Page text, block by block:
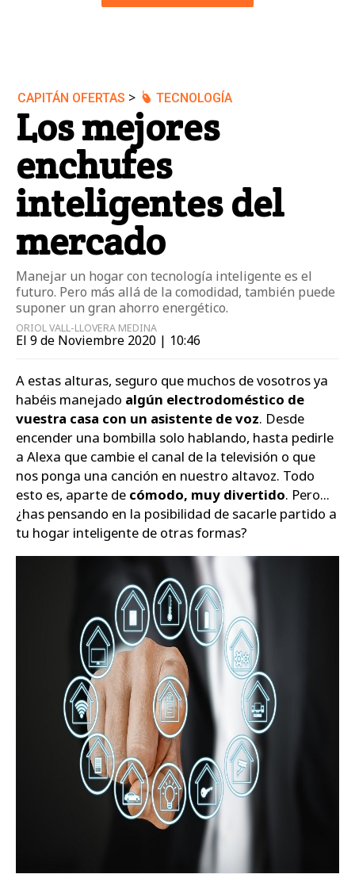
CAPITÁN OFERTAS > TECNOLOGÍA
Los mejores
enchufes
inteligentes del
mercado
Manejar un hogar con tecnología inteligente es el
futuro. Pero más allá de la comodidad, también puede
suponer un gran ahorro energético.
ORIOL VALL-LLOVERA MEDINA
El 9 de Noviembre 2020 | 10:46
A estas alturas, seguro que muchos de vosotros ya
habéis manejado algún electrodoméstico de
vuestra casa con un asistente de voz. Desde
encender una bombilla solo hablando, hasta pedirle
a Alexa que cambie el canal de la televisión o que
nos ponga una canción en nuestro altavoz. Todo
esto es, aparte de cómodo, muy divertido. Pero...
¿has pensando en la posibilidad de sacarle partido a
tu hogar inteligente de otras formas?